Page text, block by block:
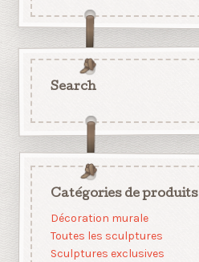
Search
Catégories de produits
Décoration murale
Toutes les sculptures
Sculptures exclusives